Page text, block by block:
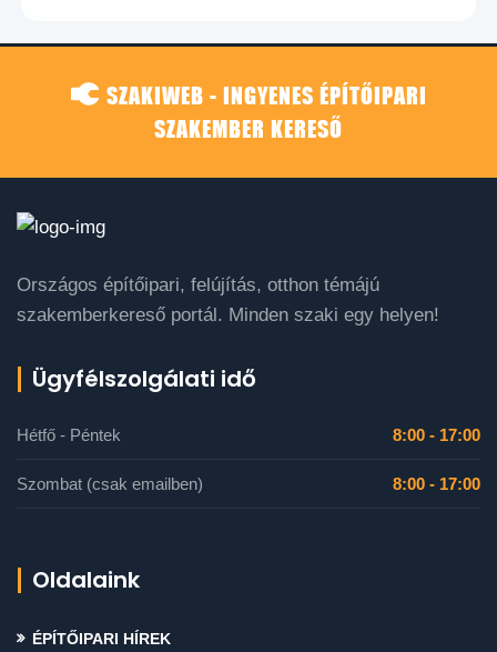
SZAKIWEB - INGYENES ÉPÍTŐIPARI
SZAKEMBER KERESŐ
Országos építőipari, felújítás, otthon témájú
szakemberkereső portál. Minden szaki egy helyen!
Ügyfélszolgálati idő
Hétfő - Péntek 8:00 - 17:00
Szombat (csak emailben) 8:00 - 17:00
Oldalaink
ÉPÍTŐIPARI HÍREK